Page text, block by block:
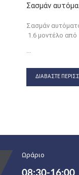
Σασμάν
Σασμάν
1.6 μοντέλο
ΔΙΑΒΆΣΤΕ
Ωράριο
08:30-16:00